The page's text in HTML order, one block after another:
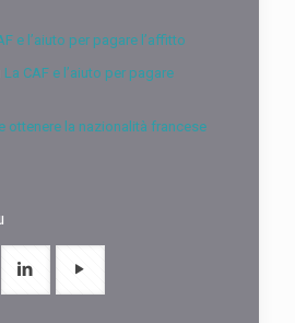
e l’aiuto per pagare l’affitto
La CAF e l’aiuto per pagare
ottenere la nazionalità francese